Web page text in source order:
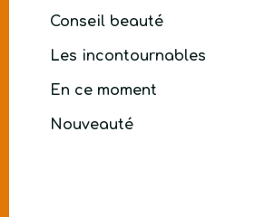
Conseil beauté
Les incontournables
En ce moment
Nouveauté